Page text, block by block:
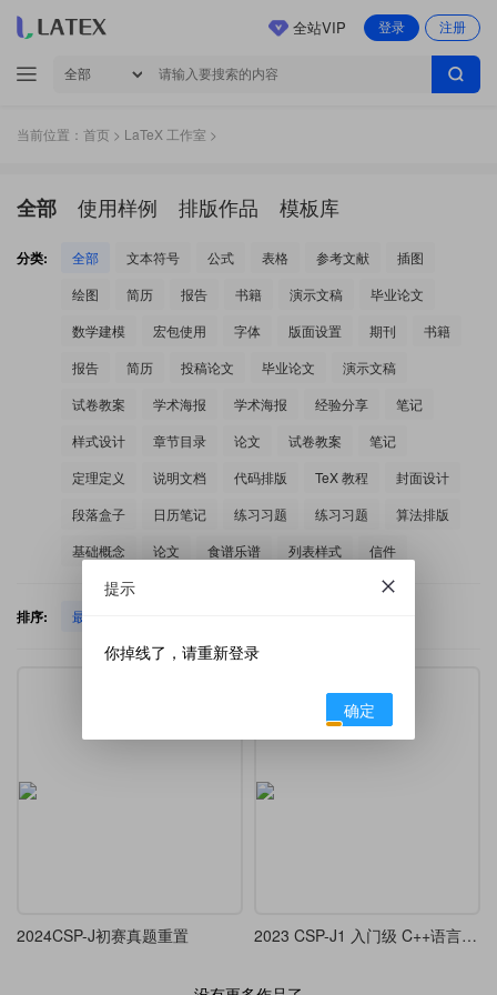
登录 注册
全站VIP
当前位置： 首页 > LaTeX 工作室 >
全部 使用样例 排版作品 模板库
分类: 全部 文本符号 公式 表格 参考文献
插图
绘图
简历 报告 书籍 演示文稿
毕业论文
数学建模
宏包使用 字体 版面设置 期刊
书籍
报告
简历 投稿论文 毕业论文
演示文稿
试卷教案
学术海报 学术海报 经验分享
笔记
样式设计
章节目录 论文 试卷教案
笔记
定理定义
说明文档 代码排版 TeX 教程
封面设计
段落盒子
日历笔记 练习习题 练习习题
算法排版
基础概念
论文 食谱乐谱 列表样式 信件
排序: 最新发布
2024CSP-J初赛真题重置 2023 CSP-J1 入门级 C++语言试题
提示
你掉线了，请重新登录
确定